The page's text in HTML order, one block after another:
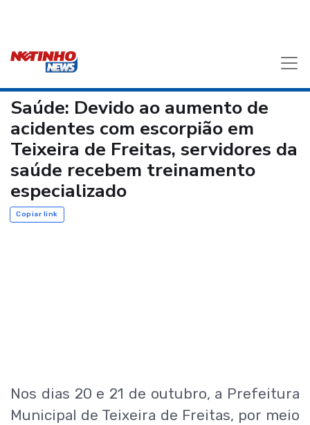
Saúde: Devido ao aumento de
acidentes com escorpião em
Teixeira de Freitas, servidores da
saúde recebem treinamento
especializado
Copiar link
Nos dias 20 e 21 de outubro, a Prefeitura
Municipal de Teixeira de Freitas, por meio